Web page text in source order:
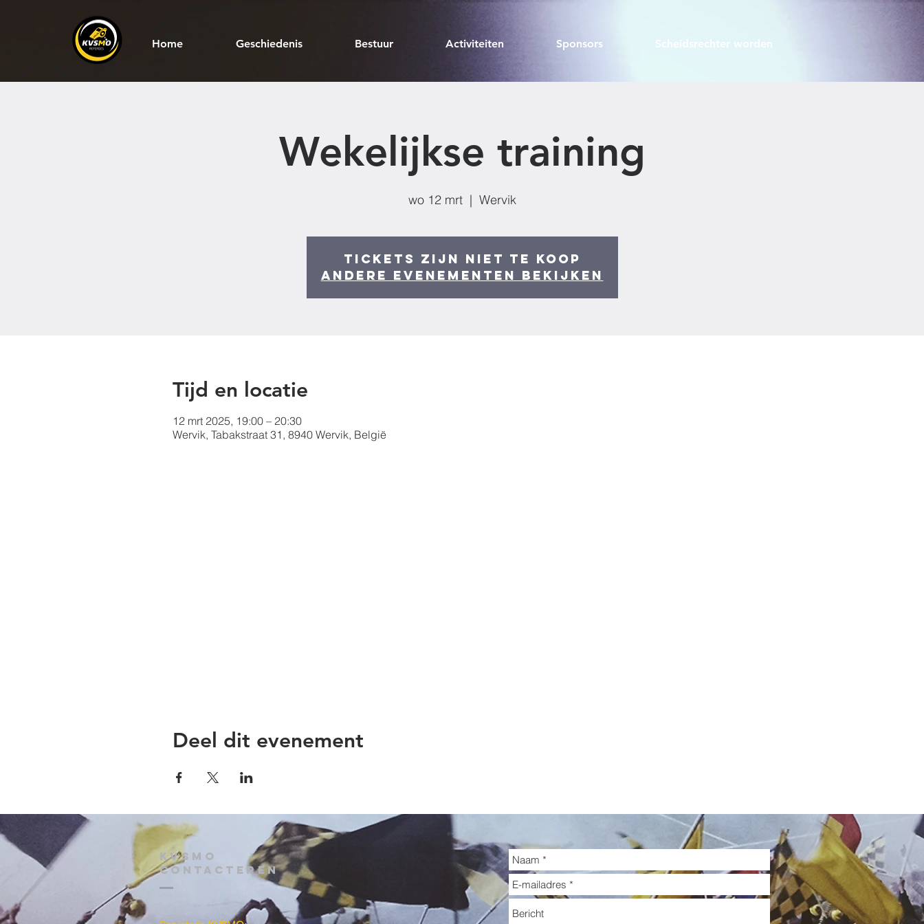
Home Geschiedenis Bestuur Activiteiten Sponsors Scheidsrechter worden
Wekelijkse training
wo 12 mrt
  |
Wervik
Tickets zijn niet te koop
Andere evenementen bekijken
Tijd en locatie
12 mrt 2025, 19:00 – 20:30
Wervik, Tabakstraat 31, 8940 Wervik, België
Deel dit evenement
KVSMO
contacteren